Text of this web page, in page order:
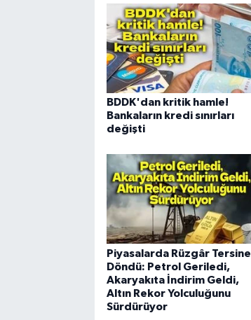
BDDK'dan kritik hamle!
Bankaların kredi sınırları
değişti
Piyasalarda Rüzgâr Tersine
Döndü: Petrol Geriledi,
Akaryakıta İndirim Geldi,
Altın Rekor Yolculuğunu
Sürdürüyor